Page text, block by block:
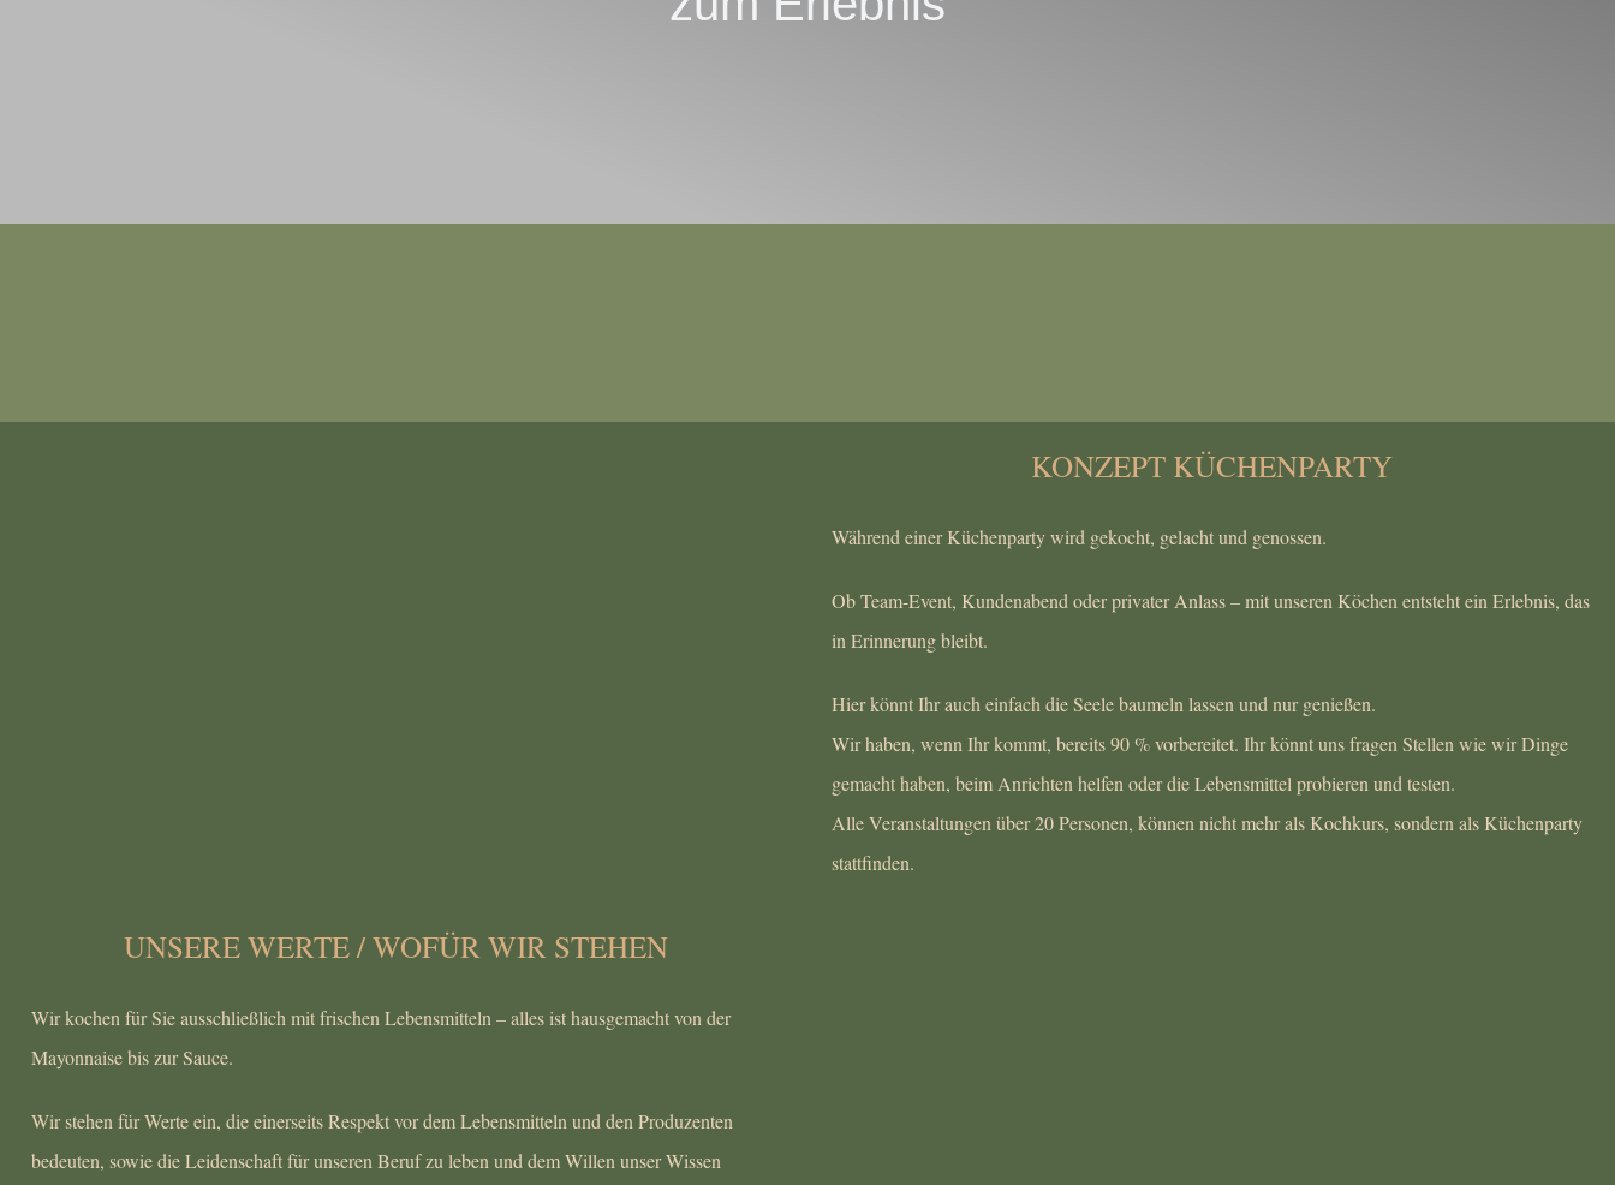
KONZEPT KÜCHENPARTY
Während einer Küchenparty wird gekocht, gelacht und genossen.
Ob Team-Event, Kundenabend oder privater Anlass – mit unseren Köchen entsteht ein Erlebnis, das
in Erinnerung bleibt.
Hier könnt Ihr auch einfach die Seele baumeln lassen und nur genießen.
Wir haben, wenn Ihr kommt, bereits 90 % vorbereitet. Ihr könnt uns fragen Stellen wie wir Dinge
gemacht haben, beim Anrichten helfen oder die Lebensmittel probieren und testen.
Alle Veranstaltungen über 20 Personen, können nicht mehr als Kochkurs, sondern als Küchenparty
stattfinden.
UNSERE WERTE / WOFÜR WIR STEHEN
Wir kochen für Sie ausschließlich mit frischen Lebensmitteln – alles ist hausgemacht von der
Mayonnaise bis zur Sauce.
Wir stehen für Werte ein, die einerseits Respekt vor dem Lebensmitteln und den Produzenten
bedeuten, sowie die Leidenschaft für unseren Beruf zu leben und dem Willen unser Wissen